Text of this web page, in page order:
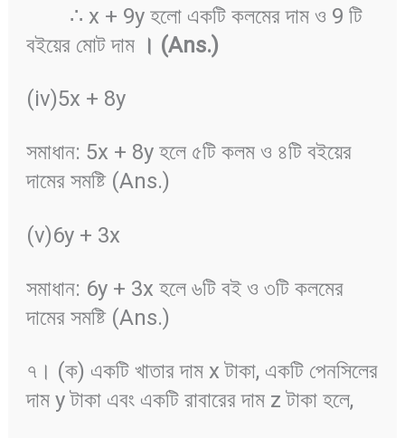
∴ x + 9y হলো একটি কলমের দাম ও 9 টি
বইয়ের মোট দাম । (Ans.)
(iv)5x + 8y
সমাধান: 5x + 8y হলে ৫টি কলম ও ৪টি বইয়ের
দামের সমষ্টি (Ans.)
(v)6y + 3x
সমাধান: 6y + 3x হলে ৬টি বই ও ৩টি কলমের
দামের সমষ্টি (Ans.)
৭। (ক) একটি খাতার দাম x টাকা, একটি পেনসিলের
দাম y টাকা এবং একটি রাবারের দাম z টাকা হলে,